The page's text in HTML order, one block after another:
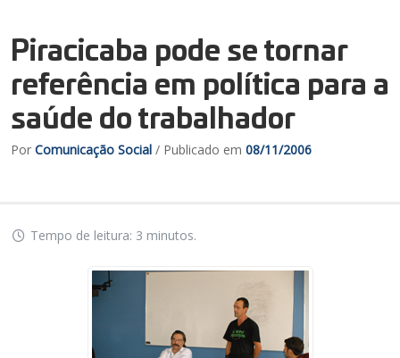
Piracicaba pode se tornar
referência em política para a
saúde do trabalhador
Por Comunicação Social / Publicado em 08/11/2006
Tempo de leitura: 3 minutos.